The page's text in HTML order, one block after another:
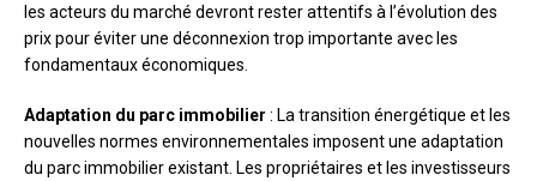
les acteurs du marché devront rester attentifs à l’évolution des
prix pour éviter une déconnexion trop importante avec les
fondamentaux économiques.
Adaptation du parc immobilier : La transition énergétique et les
nouvelles normes environnementales imposent une adaptation
du parc immobilier existant. Les propriétaires et les investisseurs